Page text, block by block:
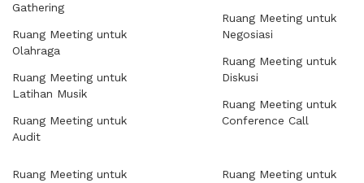
Gathering
Ruang Meeting untuk
Olahraga
Ruang Meeting untuk
Latihan Musik
Ruang Meeting untuk
Audit
Ruang Meeting untuk
Negosiasi
Ruang Meeting untuk
Diskusi
Ruang Meeting untuk
Conference Call
Ruang Meeting untuk
Ruang Meeting untuk